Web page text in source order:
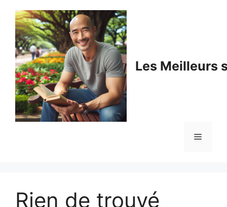
contenu
Les Meilleurs
Menu
Rien de trouvé